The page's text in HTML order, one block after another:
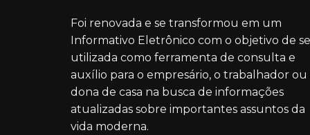
Foi renovada e se transformou em um
Informativo Eletrônico com o objetivo de
utilizada como ferramenta de consulta e
auxílio para o empresário, o trabalhador ou
dona de casa na busca de informações
atualizadas sobre importantes assuntos da
vida moderna.